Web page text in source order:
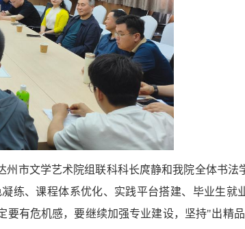
市文学艺术院组联科科长庹静和我院全体书法
练、课程体系优化、实践平台搭建、毕业生就
要有危机感，要继续加强专业建设，坚持"出精